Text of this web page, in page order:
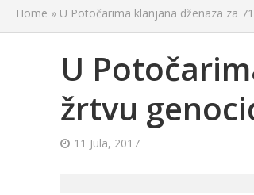
Home » U Potočarima klanjana dženaza za
U
žrtvu
11 Jula, 2017